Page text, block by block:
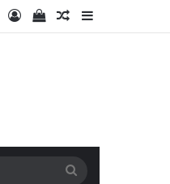
Log InView your
Random Article
Sidebar